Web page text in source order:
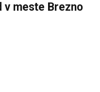
v meste Brezno